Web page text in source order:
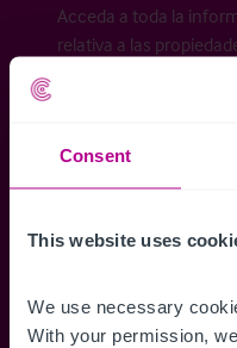
Consent
This website uses
We use necessary
With your permission,
Acceda a toda la
relativa a las